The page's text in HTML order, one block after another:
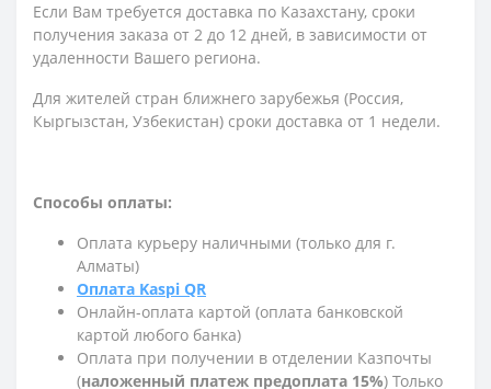
Если Вам требуется доставка по Казахстану, сроки
получения заказа от 2 до 12 дней, в зависимости от
удаленности Вашего региона.
Для жителей стран ближнего зарубежья (Россия,
Кыргызстан, Узбекистан) сроки доставка от 1 недели.
Способы оплаты:
Оплата курьеру наличными (только для г.
Алматы)
Оплата Kaspi QR
Онлайн-оплата картой (оплата банковской
картой любого банка)
Оплата при получении в отделении Казпочты
(наложенный платеж предоплата 15%) Только